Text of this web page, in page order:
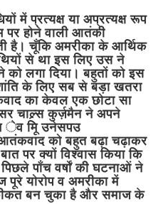
में प्रत्यक्ष या अप्रत्यक्ष रूप
होने वाली आतंकी
है। चूँकि अमरीका के आर्थिक
से था इस लिए उस ने
को लगा दिया। बहुतों को इस
के लिए सब से बड़ा खतरा
का केवल एक छोटा सा
चाल्र्स कुर्ज़मैन ने अपने
ेव मिू उनेसपउ
आतंकवाद को बहुत बढ़ा चढ़ाकर
पर क्यों विश्वास किया कि
पाँच वर्षों की घटनाओं ने
योरोप व अमरीका में
बन चुका है और समाज के